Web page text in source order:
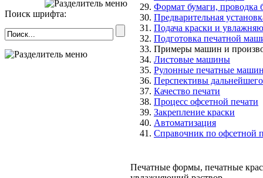
Поиск шрифта:
Формат бумаги, проводка
Предварительная
Подача краски и
Подготовка печатной
Примеры машин и
Листовые машины
Рулонные печатные
Перспективы
Качество печати
Процесс офсетной печати
Закрепление краски
Автоматизация
Справочник по офсетной
Печатные формы, печатные